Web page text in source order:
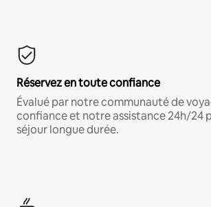
Réservez en toute confiance
Évalué par notre communauté de
confiance et notre assistance 24h/24
séjour longue durée.